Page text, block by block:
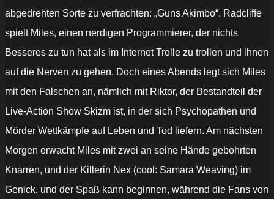
abgedrehten Sorte zu verfrachten: „Guns Akimbo“. Radcliffe
spielt Miles, einen nerdigen Programmierer, der nichts
Besseres zu tun hat als im Internet Trolle zu trollen und ihnen
auf die Nerven zu gehen. Doch eines Abends legt sich Miles
mit den Falschen an, nämlich mit Riktor, der Bestandteil der
Live-Action Show Skizm ist, in der sich Psychopathen und
Mörder Wettkämpfe auf Leben und Tod liefern. Am nächsten
Morgen erwacht Miles mit zwei an seine Hände gebohrten
Knarren, und der Killerin Nex (cool: Samara Weaving) im
Genick, und der Spaß kann beginnen, während die Fans von